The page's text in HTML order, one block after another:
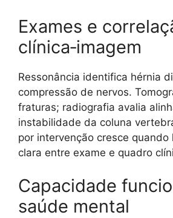
Exames e
clínica‑imagem
Ressonância identifica hérnia
compressão de nervos.
fraturas; radiografia avalia
instabilidade da coluna
por intervenção cresce quando
clara entre exame e quadro
Capacidade
saúde mental